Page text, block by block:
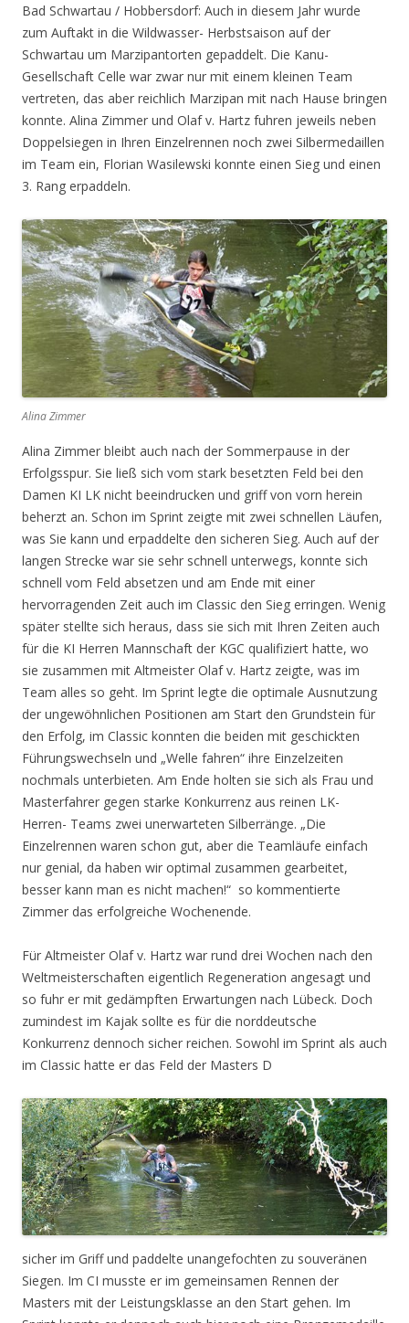
Bad Schwartau / Hobbersdorf: Auch in diesem Jahr wurde
zum Auftakt in die Wildwasser- Herbstsaison auf der
Schwartau um Marzipantorten gepaddelt. Die Kanu-
Gesellschaft Celle war zwar nur mit einem kleinen Team
vertreten, das aber reichlich Marzipan mit nach Hause bringen
konnte. Alina Zimmer und Olaf v. Hartz fuhren jeweils neben
Doppelsiegen in Ihren Einzelrennen noch zwei Silbermedaillen
im Team ein, Florian Wasilewski konnte einen Sieg und einen
3. Rang erpaddeln.
Alina Zimmer
Alina Zimmer bleibt auch nach der Sommerpause in der
Erfolgsspur. Sie ließ sich vom stark besetzten Feld bei den
Damen KI LK nicht beeindrucken und griff von vorn herein
beherzt an. Schon im Sprint zeigte mit zwei schnellen Läufen,
was Sie kann und erpaddelte den sicheren Sieg. Auch auf der
langen Strecke war sie sehr schnell unterwegs, konnte sich
schnell vom Feld absetzen und am Ende mit einer
hervorragenden Zeit auch im Classic den Sieg erringen. Wenig
später stellte sich heraus, dass sie sich mit Ihren Zeiten auch
für die KI Herren Mannschaft der KGC qualifiziert hatte, wo
sie zusammen mit Altmeister Olaf v. Hartz zeigte, was im
Team alles so geht. Im Sprint legte die optimale Ausnutzung
der ungewöhnlichen Positionen am Start den Grundstein für
den Erfolg, im Classic konnten die beiden mit geschickten
Führungswechseln und „Welle fahren“ ihre Einzelzeiten
nochmals unterbieten. Am Ende holten sie sich als Frau und
Masterfahrer gegen starke Konkurrenz aus reinen LK-
Herren- Teams zwei unerwarteten Silberränge. „Die
Einzelrennen waren schon gut, aber die Teamläufe einfach
nur genial, da haben wir optimal zusammen gearbeitet,
besser kann man es nicht machen!“ so kommentierte
Zimmer das erfolgreiche Wochenende.
Für Altmeister Olaf v. Hartz war rund drei Wochen nach den
Weltmeisterschaften eigentlich Regeneration angesagt und
so fuhr er mit gedämpften Erwartungen nach Lübeck. Doch
zumindest im Kajak sollte es für die norddeutsche
Konkurrenz dennoch sicher reichen. Sowohl im Sprint als auch
im Classic hatte er das Feld der Masters D
sicher im Griff und paddelte unangefochten zu souveränen
Siegen. Im CI musste er im gemeinsamen Rennen der
Masters mit der Leistungsklasse an den Start gehen. Im